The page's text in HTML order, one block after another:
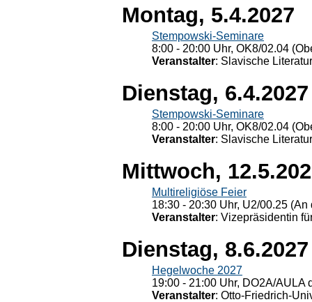
Montag, 5.4.2027
Stempowski-Seminare
8:00 - 20:00 Uhr, OK8/02.04
Veranstalter: Slavische
Dienstag, 6.4.2027
Stempowski-Seminare
8:00 - 20:00 Uhr, OK8/02.04
Veranstalter: Slavische
Mittwoch,
Multireligiöse Feier
18:30 - 20:30 Uhr, U2/00.25
Veranstalter: Vizepräsidentin
Dienstag, 8.6.2027
Hegelwoche 2027
19:00 - 21:00 Uhr, DO2A/
Veranstalter: Otto-Friedrich-